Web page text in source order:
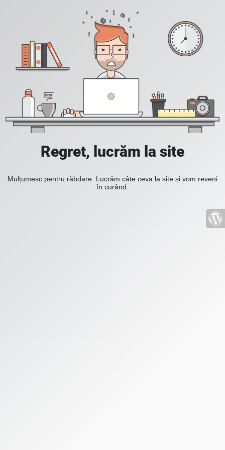
Regret, lucrăm la site
Mulțumesc pentru răbdare. Lucrăm câte ceva la site și vom reveni
în curând.